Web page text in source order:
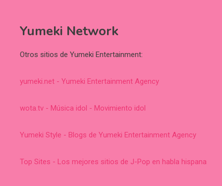
Yumeki Network
Otros sitios de Yumeki Entertainment:
yumeki.net - Yumeki Entertainment Agency
wota.tv - Música idol - Movimiento idol
Yumeki Style - Blogs de Yumeki Entertainment Agency
Top Sites - Los mejores sitios de J-Pop en habla hispana